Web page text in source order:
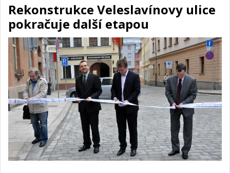
Rekonstrukce Veleslavínovy ulice
pokračuje další etapou